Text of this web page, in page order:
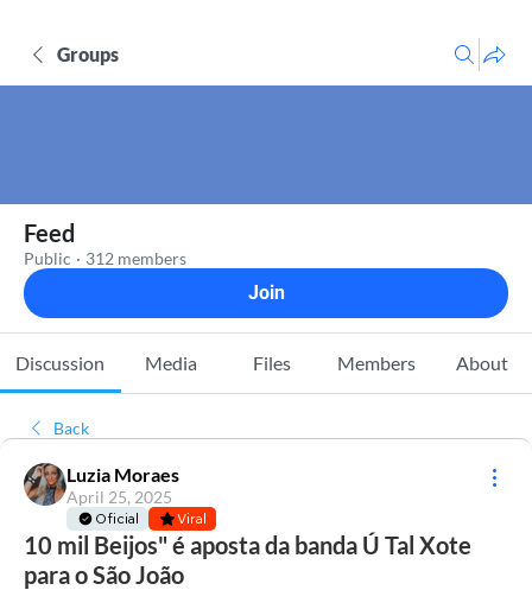
Groups
Feed
Public · 312 members
Join
Discussion Media Files Members About
Back
Luzia Moraes
April 25, 2025
Oficial Viral
10 mil Beijos" é aposta da banda Ú Tal Xote
para o São João